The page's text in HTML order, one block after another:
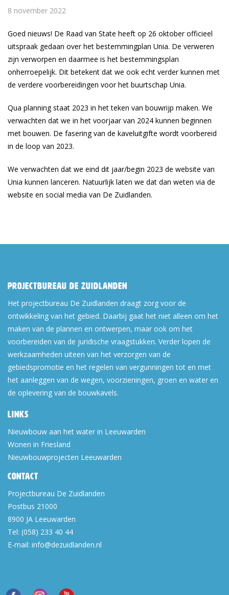
8 november 2022
Goed nieuws! De Raad van State heeft op 26 oktober officieel
uitspraak gedaan over het bestemmingplan Unia. De verweren
zijn verworpen en daarmee is het bestemmingsplan
onherroepelijk. Dit betekent dat we ook echt verder kunnen met
de verdere voorbereidingen voor het buurtschap Unia.
Qua planning staat 2023 in het teken van bouwrijp maken. We
verwachten dat we in het voorjaar van 2024 kunnen beginnen
met bouwen. De fasering van de kaveluitgifte wordt voorbereid
in de loop van 2023.
We verwachten dat we eind dit jaar/begin 2023 de website van
Unia kunnen lanceren. Natuurlijk laten we dat dan weten via de
website en social media van De Zuidlanden.
Projectbureau De Zuidlanden
Het projectbureau De Zuidlanden draagt zorg voor de
ontwikkeling van het gebied. Daarbij gaat het niet alleen om het
maken van de plannen en ontwerpen, maar ook om het
voorbereiden van de juridische vraagstukken. Verder lopen de
werkzaamheden uiteen van het verzorgen van de
gebiedspromotie en het regelen van vergunningen tot en met
het aanleggen van de wegen, voorzieningen, groen en water en
de oplevering van de bouwkavels.
Links
Nieuwbouw aan het water in Leeuwarden
Wonen in Friesland
Nieuwbouwprojecten Leeuwarden
Contact
Projectbureau De Zuidlanden
Postbus 21000
8900 JA Leeuwarden
Tel: (058) 233 40 44
E-mail: info@dezuidlanden.nl